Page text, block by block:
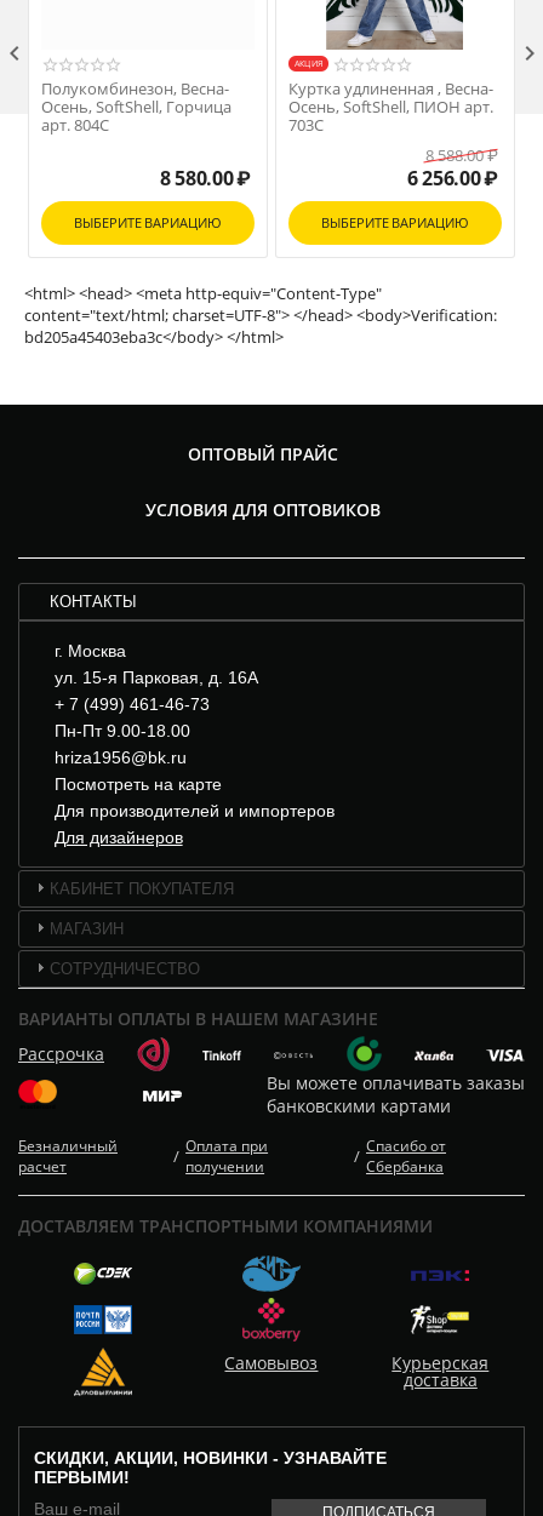
Полукомбинезон, Весна-
Осень, SoftShell, Горчица
арт. 804С
8 580.00₽
ВЫБЕРИТЕ ВАРИАЦИЮ
AКЦИЯ
Куртка удлиненная , Весна-
Осень, SoftShell, ПИОН арт.
703С
8 588.00₽
6 256.00₽
ВЫБЕРИТЕ ВАРИАЦИЮ
 
<html> <head> <meta http-equiv="Content-Type"
content="text/html; charset=UTF-8"> </head> <body>Verification:
bd205a45403eba3c</body> </html>
ОПТОВЫЙ ПРАЙС
УСЛОВИЯ ДЛЯ ОПТОВИКОВ
КОНТАКТЫ
г. Москва
ул. 15-я Парковая, д. 16А
+ 7 (499) 461-46-73
Пн-Пт 9.00-18.00
hriza1956@bk.ru
Посмотреть на карте
Для производителей и импортеров
Для дизайнеров
КАБИНЕТ ПОКУПАТЕЛЯ
МАГАЗИН
СОТРУДНИЧЕСТВО
ВАРИАНТЫ ОПЛАТЫ В НАШЕМ МАГАЗИНЕ
Рассрочка
Вы можете оплачивать заказы
банковскими картами
Безналичный
расчет
/ Оплата при
получении
/ Спасибо от
Сбербанка
СКИДКИ, АКЦИИ, НОВИНКИ - УЗНАВАЙТЕ
ПЕРВЫМИ!
ДОСТАВЛЯЕМ ТРАНСПОРТНЫМИ КОМПАНИЯМИ
Самовывоз Курьерская
доставка